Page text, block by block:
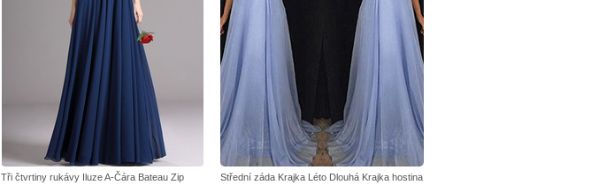
Tři čtvrtiny rukávy Iluze A-Čára Bateau Zip
Střední záda Krajka Léto Dlouhá Krajka hostina